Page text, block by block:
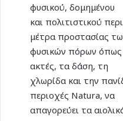
φυσικού, δομημένου
και πολιτιστικού
μέτρα προστασίας
φυσικών πόρων όπως
ακτές, τα δάση, τη
χλωρίδα και την
περιοχές Natura, να
απαγορεύει τα